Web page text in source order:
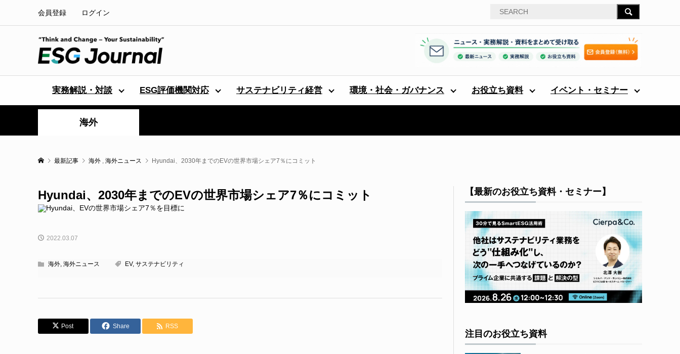
会員登録 ログイン
実務解説・対談 ESG評価機関対応 サステナビリティ経営 環境・社会・ガバナンス お役立ち資料 イベント・セミナー
海外
最新記事 海外 , 海外ニュース Hyundai、2030年までのEVの世界市場シェア7％にコミット
Hyundai、2030年までのEVの世界市場シェア7％にコミット
2022.03.07
海外, 海外ニュース EV, サステナビリティ
Post Share RSS
【最新のお役立ち資料・セミナー】
注目のお役立ち資料